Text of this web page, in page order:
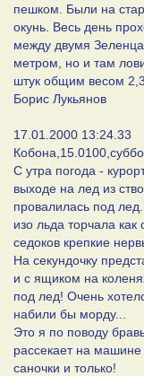
пешком. Были на
окунь. Весь день
между двумя
метром, но и там
штук общим весом 2,3
Борис Лукьянов
17.01.2000 13:24.33
С утра погода -
выходе на лед из
провалилась под
изо льда торчала
седоков крепкие
На секундочку
и с ящиком на
под лед! Очень
набили бы морду...
Это я по поводу
рассекает на машине
саночки и только!